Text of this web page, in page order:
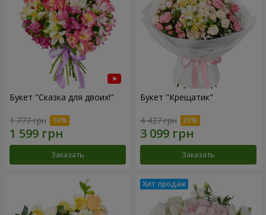
Букет "Сказка для двоих!"
1 777 грн
Заказать
Букет "Крещатик"
4 427 грн
Заказать